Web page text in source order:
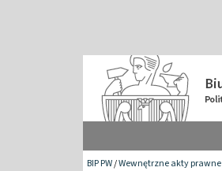
BIP PW/Wewnętrzne akty prawne